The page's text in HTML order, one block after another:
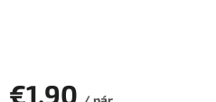
€1,90